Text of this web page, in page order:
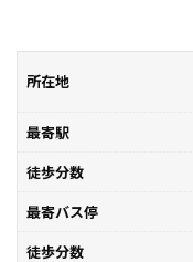
所在地
最寄駅
徒歩分数
最寄バス停
徒歩分数